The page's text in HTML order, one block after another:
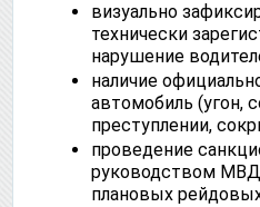
визуально
технически
нарушение
наличие
автомобиль (угон,
преступлении,
проведение
руководством
плановых